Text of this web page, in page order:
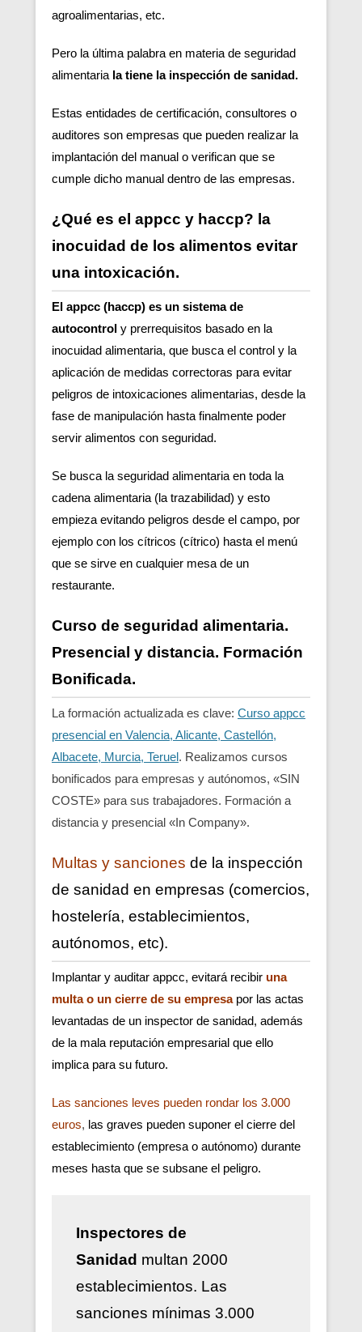
agroalimentarias, etc.
Pero la última palabra en materia de seguridad
alimentaria la tiene la inspección de sanidad.
Estas entidades de certificación, consultores o
auditores son empresas que pueden realizar la
implantación del manual o verifican que se
cumple dicho manual dentro de las empresas.
¿Qué es el appcc y haccp? la
inocuidad de los alimentos evitar
una intoxicación.
El appcc (haccp) es un sistema de
autocontrol y prerrequisitos basado en la
inocuidad alimentaria, que busca el control y la
aplicación de medidas correctoras para evitar
peligros de intoxicaciones alimentarias, desde la
fase de manipulación hasta finalmente poder
servir alimentos con seguridad.
Se busca la seguridad alimentaria en toda la
cadena alimentaria (la trazabilidad) y esto
empieza evitando peligros desde el campo, por
ejemplo con los cítricos (cítrico) hasta el menú
que se sirve en cualquier mesa de un
restaurante.
Curso de seguridad alimentaria.
Presencial y distancia. Formación
Bonificada.
La formación actualizada es clave: Curso appcc
presencial en Valencia, Alicante, Castellón,
Albacete, Murcia, Teruel. Realizamos cursos
bonificados para empresas y autónomos, «SIN
COSTE» para sus trabajadores. Formación a
distancia y presencial «In Company».
Multas y sanciones de la inspección
de sanidad en empresas (comercios,
hostelería, establecimientos,
autónomos, etc).
Implantar y auditar appcc, evitará recibir una
multa o un cierre de su empresa por las actas
levantadas de un inspector de sanidad, además
de la mala reputación empresarial que ello
implica para su futuro.
Las sanciones leves pueden rondar los 3.000
euros, las graves pueden suponer el cierre del
establecimiento (empresa o autónomo) durante
meses hasta que se subsane el peligro.
Inspectores de
Sanidad multan 2000
establecimientos. Las
sanciones mínimas 3.000